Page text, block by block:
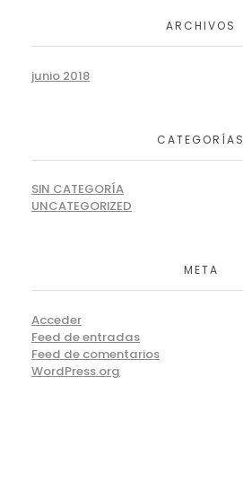
ARCHIVOS
junio 2018
CATEGORÍAS
SIN CATEGORÍA
UNCATEGORIZED
META
Acceder
Feed de entradas
Feed de comentarios
WordPress.org